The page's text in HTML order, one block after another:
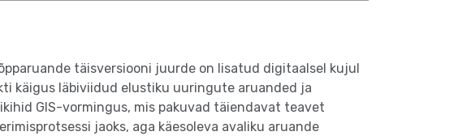
täisversiooni juurde on lisatud digitaalsel kujul
käigus läbiviidud elustiku uuringute aruanded ja
GIS-vormingus, mis pakuvad täiendavat teavet
jaoks, aga käesoleva avaliku aruande